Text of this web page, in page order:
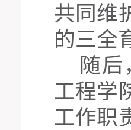
共同维
的三全
随
工程学
工作职